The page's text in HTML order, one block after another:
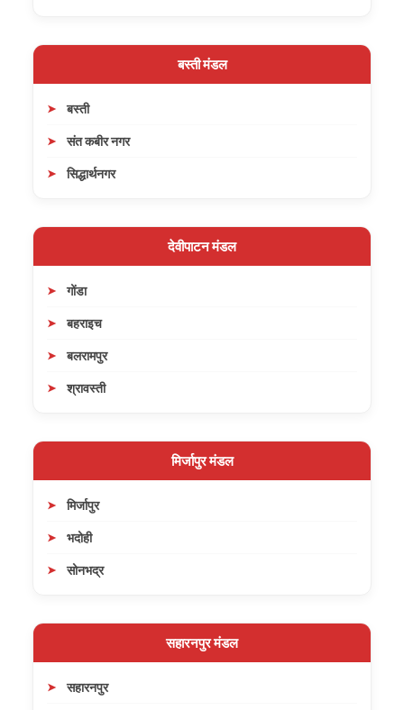
बस्ती मंडल
बस्ती
संत कबीर नगर
सिद्धार्थनगर
देवीपाटन मंडल
गोंडा
बहराइच
बलरामपुर
श्रावस्ती
मिर्जापुर मंडल
मिर्जापुर
भदोही
सोनभद्र
सहारनपुर मंडल
सहारनपुर